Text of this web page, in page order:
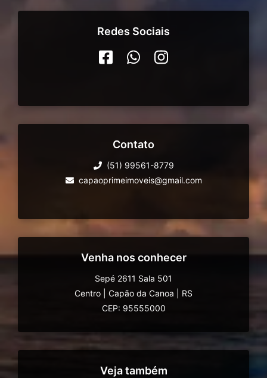
Redes Sociais
Contato
(51) 99561-8779
capaoprimeimoveis@gmail.com
Venha nos conhecer
Sepé 2611 Sala 501
Centro
Capão da Canoa
RS
CEP: 95555000
Veja também